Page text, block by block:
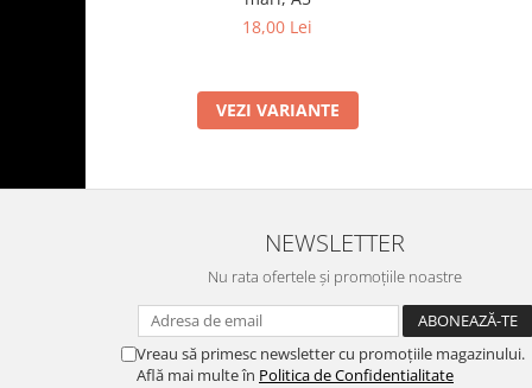
18,00 Lei
VEZI VARIANTE
NEWSLETTER
Nu rata ofertele și promoțiile noastre
Vreau să primesc newsletter cu promoțiile magazinului.
Află mai multe în Politica de Confidentialitate